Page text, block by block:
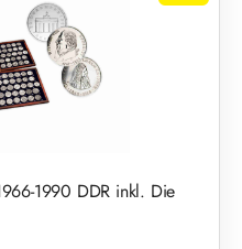
1990 DDR inkl. Die